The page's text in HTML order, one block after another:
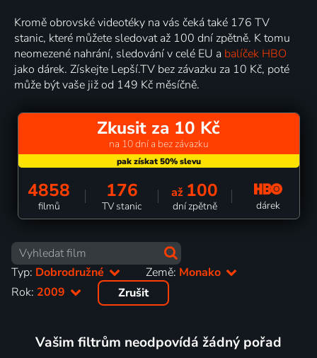
Kromě obrovské videotéky na vás čeká také 176 TV
stanic, které můžete sledovat až 100 dní zpětně. K tomu
neomezené nahrání, sledování v celé EU a balíček HBO
jako dárek. Získejte Lepší.TV bez závazku za 10 Kč, poté
může být vaše již od 149 Kč měsíčně.
Zkusit za 10 Kč
na 10 dní a bez závazku
4858
filmů
176
TV stanic
až 100
dní zpětně dárek
Typ: Dobrodružné Země: Monako
Rok: 2009 Zrušit
Vašim filtrům neodpovídá žádný pořad